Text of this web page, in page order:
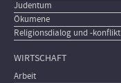
Judentum
Ökumene
Religionsdialog und -konflikt
WIRTSCHAFT
Arbeit